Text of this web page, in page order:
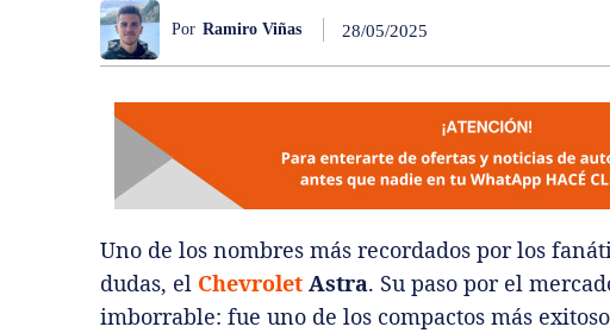
Por Ramiro Viñas 28/05/2025
Uno de los nombres más recordados por los
dudas, el Chevrolet Astra. Su paso por el
imborrable: fue uno de los compactos más